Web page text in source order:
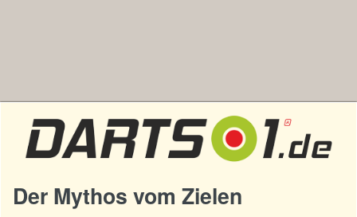
Der Mythos vom Zielen